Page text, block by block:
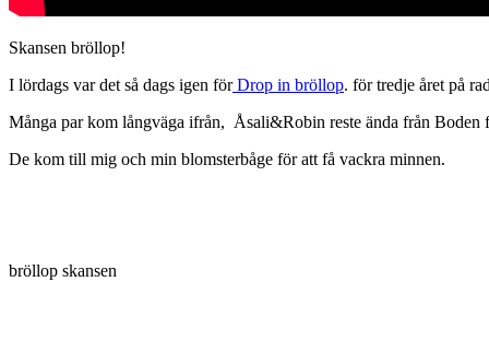
Skansen bröllop!
I lördags var det så dags igen förDrop in bröllop. för tredje året på
Många par kom långväga ifrån, Åsali&Robin reste ända från Boden
De kom till mig och min blomsterbåge för att få vackra minnen.
bröllop skansen